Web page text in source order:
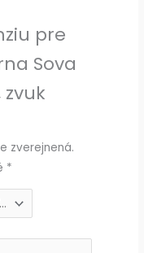
pre
Sova
zvuk
zverejnená.
*